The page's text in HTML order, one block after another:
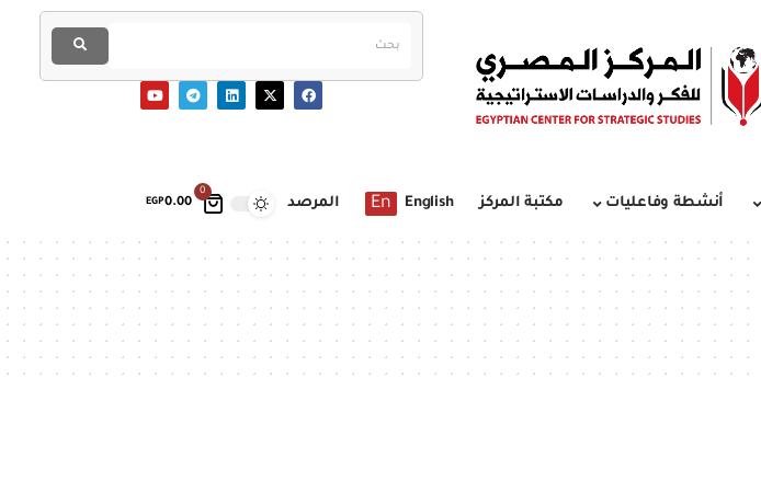
0
EGP0.00 أنشطة وفاعليات مكتبة المركز English
En المرصد